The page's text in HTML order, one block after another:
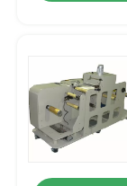
การควบคุมคุ